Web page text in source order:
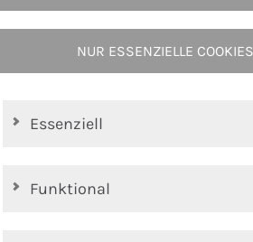
Düsen
und
NUR ESSENZIELLE
Essenziell
Funktional